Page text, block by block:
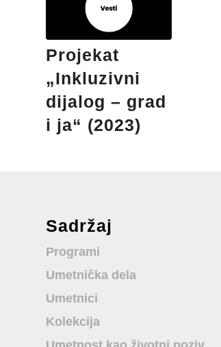
Projekat
„Inkluzivni
dijalog – grad
i ja“ (2023)
Sadržaj
Programi
Umetnička dela
Umetnici
Kolekcija